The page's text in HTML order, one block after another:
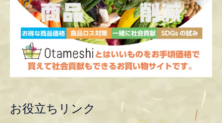
お役立ちリンク